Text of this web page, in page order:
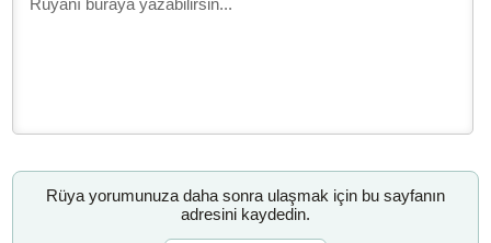
Rüya yorumunuza daha sonra ulaşmak için bu sayfanın
adresini kaydedin.